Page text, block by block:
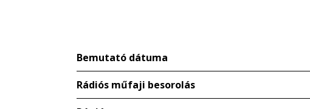
Bemutató dátuma
Rádiós műfaji besorolás